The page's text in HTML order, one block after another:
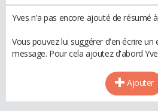
Yves n'a pas encore ajouté de résumé
Vous pouvez lui suggérer d'en écrire un
message. Pour cela ajoutez d'abord
Ajouter